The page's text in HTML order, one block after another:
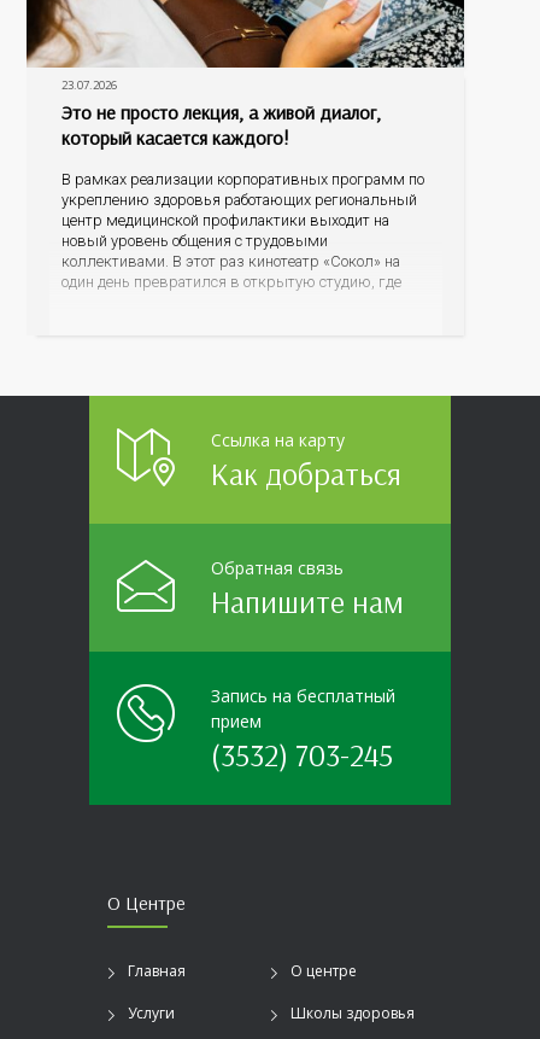
23.07.2026
Это не просто лекция, а живой диалог,
который касается каждого!
В рамках реализации корпоративных программ по
укреплению здоровья работающих региональный
центр медицинской профилактики выходит на
новый уровень общения с трудовыми
коллективами. В этот раз кинотеатр «Сокол» на
один день превратился в открытую студию, где
Ссылка на карту
Как добраться
Обратная связь
Напишите нам
Запись на бесплатный
прием
(3532) 703-245
О Центре
Главная О центре
Услуги Школы здоровья